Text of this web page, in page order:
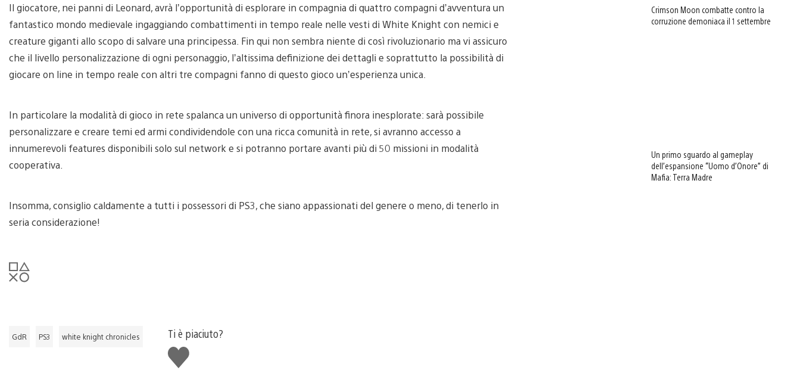
Il giocatore, nei panni di Leonard, avrà l’opportunità di esplorare in compagnia di quattro compagni d’avventura un
fantastico mondo medievale ingaggiando combattimenti in tempo reale nelle vesti di White Knight con nemici e
creature giganti allo scopo di salvare una principessa. Fin qui non sembra niente di così rivoluzionario ma vi assicuro
che il livello personalizzazione di ogni personaggio, l’altissima definizione dei dettagli e soprattutto la possibilità di
giocare on line in tempo reale con altri tre compagni fanno di questo gioco un’esperienza unica.
In particolare la modalità di gioco in rete spalanca un universo di opportunità finora inesplorate: sarà possibile
personalizzare e creare temi ed armi condividendole con una ricca comunità in rete, si avranno accesso a
innumerevoli features disponibili solo sul network e si potranno portare avanti più di 50 missioni in modalità
cooperativa.
Insomma, consiglio caldamente a tutti i possessori di PS3, che siano appassionati del genere o meno, di tenerlo in
seria considerazione!
GdR PS3 white knight chronicles
Ti è piaciuto?
Mi
piace
Crimson Moon combatte contro la
corruzione demoniaca il 1 settembre
Un primo sguardo al gameplay
dell’espansione “Uomo d’Onore” di
Mafia: Terra Madre